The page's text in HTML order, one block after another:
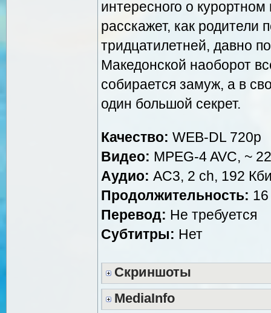
интересного о
расскажет, как родители
тридцатилетней, давно
Македонской наоборот
собирается замуж, а в
один большой секрет.
Качество: WEB-DL 720p
Видео: MPEG-4 AVC, ~
Аудио: AC3, 2 ch, 192
Продолжительность:
Перевод: Не требуется
Субтитры: Нет
Скриншоты
MediaInfo